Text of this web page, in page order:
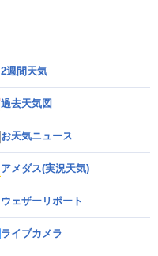
2週間天気
過去天気図
お天気ニュース
アメダス(実況天気)
ウェザーリポート
ライブカメラ